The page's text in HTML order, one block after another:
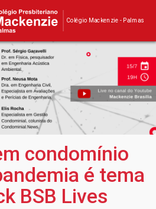
Colégio Mackenzie - Palmas
condomínio
é tema
BSB Lives